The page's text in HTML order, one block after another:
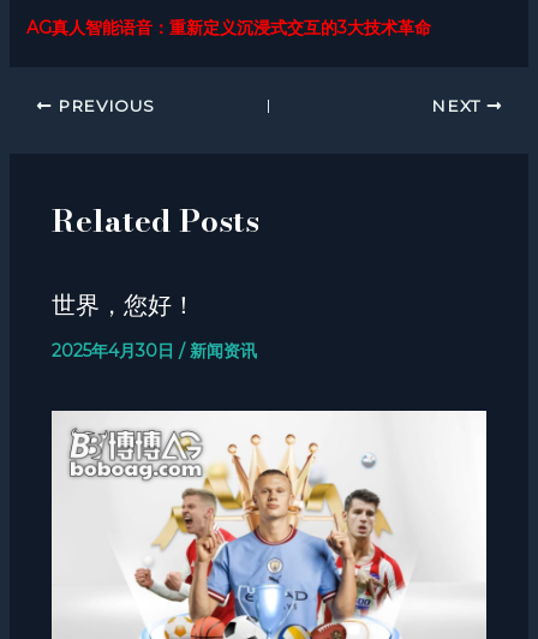
AG真人智能语音：重新定义沉浸式交互的3大技术革命
PREVIOUS NEXT
Related Posts
世界，您好！
2025年4月30日 /新闻资讯